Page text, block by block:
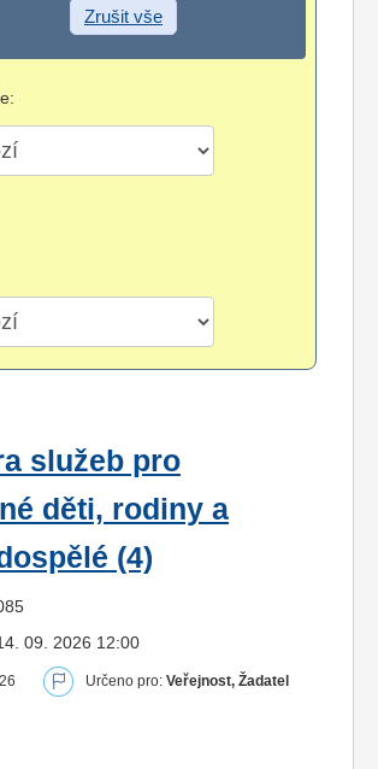
Zrušit vše
služeb pro
děti, rodiny a
(4)
09. 2026 12:00
Určeno pro: Veřejnost, Žadatel